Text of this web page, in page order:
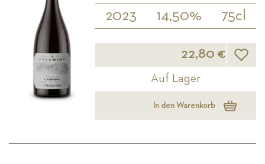
2023 14,50% 75cl
22,80 €
Auf Lager
In den Warenkorb